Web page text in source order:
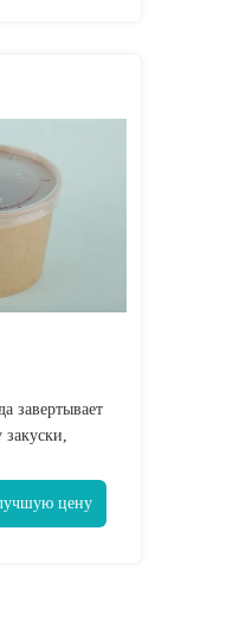
завертывает
цену